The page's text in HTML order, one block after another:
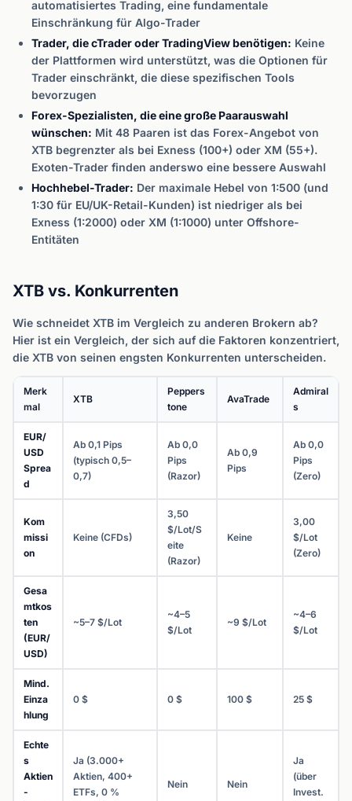
automatisiertes Trading, eine fundamentale
Einschränkung für Algo-Trader
Trader, die cTrader oder TradingView benötigen: Keine
der Plattformen wird unterstützt, was die Optionen für
Trader einschränkt, die diese spezifischen Tools
bevorzugen
Forex-Spezialisten, die eine große Paarauswahl
wünschen: Mit 48 Paaren ist das Forex-Angebot von
XTB begrenzter als bei Exness (100+) oder XM (55+).
Exoten-Trader finden anderswo eine bessere Auswahl
Hochhebel-Trader: Der maximale Hebel von 1:500 (und
1:30 für EU/UK-Retail-Kunden) ist niedriger als bei
Exness (1:2000) oder XM (1:1000) unter Offshore-
Entitäten
XTB vs. Konkurrenten
Wie schneidet XTB im Vergleich zu anderen Brokern ab?
Hier ist ein Vergleich, der sich auf die Faktoren konzentriert,
die XTB von seinen engsten Konkurrenten unterscheiden.
Merk
mal
XTB
Peppers
tone
AvaTrade
Admiral
s
EUR/
USD
Sprea
d
Ab 0,1 Pips
(typisch 0,5–
0,7)
Ab 0,0
Pips
(Razor)
Ab 0,9
Pips
Ab 0,0
Pips
(Zero)
Kom
missi
on
Keine (CFDs)
3,50
$/Lot/S
eite
(Razor)
Keine
3,00
$/Lot
(Zero)
Gesa
mtkos
ten
(EUR/
USD)
~5–7 $/Lot
~4–5
$/Lot
~9 $/Lot
~4–6
$/Lot
Mind.
Einza
hlung
0 $ 0 $ 100 $ 25 $
Echte
s
Aktien
-
Ja (3.000+
Aktien, 400+
ETFs, 0 %
Nein Nein
Ja
(über
Invest.